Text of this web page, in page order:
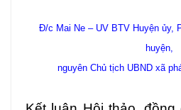
Đ/c Mai Ne – UV BTV Huyện ủy,
huyện,
nguyên Chủ tịch UBND xã